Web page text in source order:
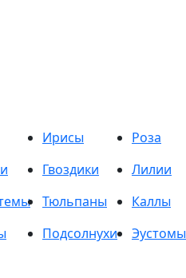
Ирисы
Роза
Гвоздики
Лилии
Тюльпаны
Каллы
Подсолнухи
Эустомы